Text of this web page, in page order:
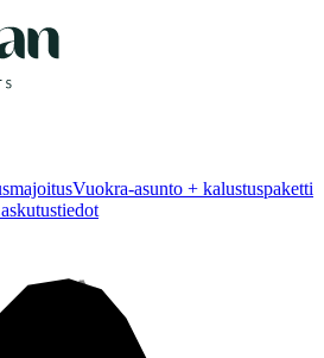
Vuokra-asunto + kalustuspaketti